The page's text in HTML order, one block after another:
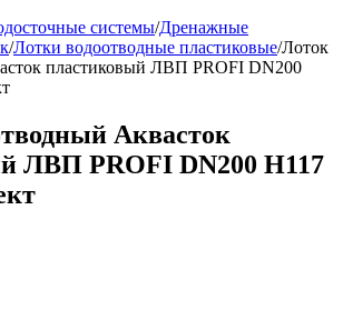
системы/Дренажные
/Лотки водоотводные пластиковые/Лоток
пластиковый ЛВП PROFI DN200
Аквасток
ЛВП PROFI DN200 H117